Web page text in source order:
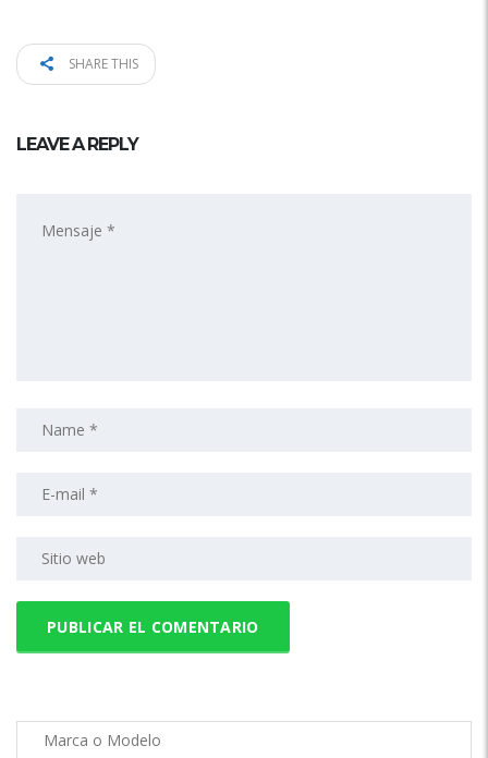
SHARE THIS
LEAVE A REPLY